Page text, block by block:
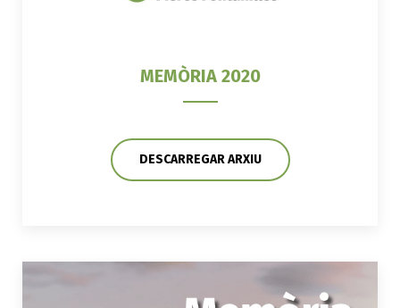
MEMÒRIA 2020
DESCARREGAR ARXIU